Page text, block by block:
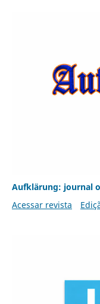
Aufklärung: journal
Acessar revista